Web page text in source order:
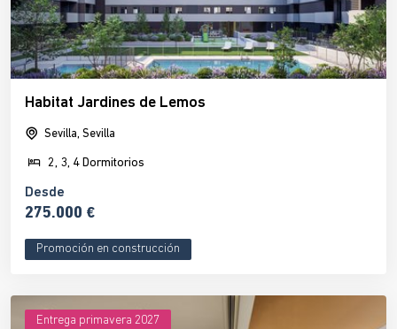
Habitat Jardines de Lemos
Sevilla, Sevilla
2, 3, 4 Dormitorios
Desde
275.000 €
Promoción en construcción
Entrega primavera 2027